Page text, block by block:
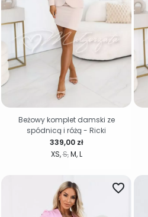
XS S M L
Cena
339,00 zł
Beżowy komplet damski ze
spódnicą i różą - Ricki
favorite_border